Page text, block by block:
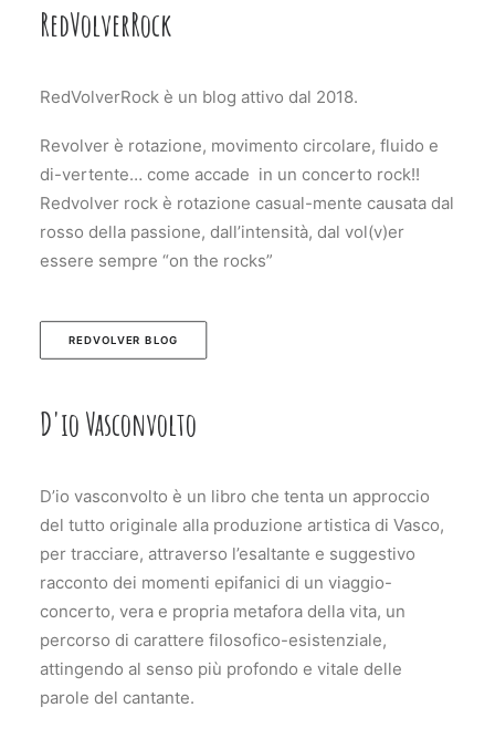
RedVolverRock
RedVolverRock è un blog attivo dal 2018.
Revolver è rotazione, movimento circolare, fluido e
di-vertente… come accade in un concerto rock!!
Redvolver rock è rotazione casual-mente causata dal
rosso della passione, dall’intensità, dal vol(v)er
essere sempre “on the rocks”
REDVOLVER BLOG
D'io Vasconvolto
D’io vasconvolto è un libro che tenta un approccio
del tutto originale alla produzione artistica di Vasco,
per tracciare, attraverso l’esaltante e suggestivo
racconto dei momenti epifanici di un viaggio-
concerto, vera e propria metafora della vita, un
percorso di carattere filosofico-esistenziale,
attingendo al senso più profondo e vitale delle
parole del cantante.